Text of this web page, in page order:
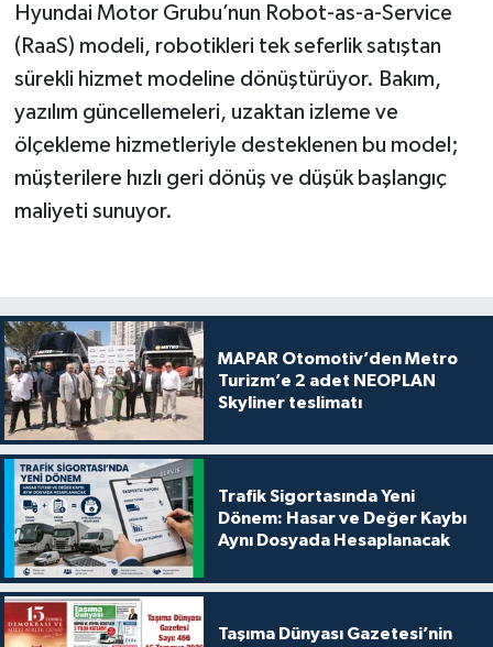
Hyundai Motor Grubu’nun Robot-as-a-Service
(RaaS) modeli, robotikleri tek seferlik satıştan
sürekli hizmet modeline dönüştürüyor. Bakım,
yazılım güncellemeleri, uzaktan izleme ve
ölçekleme hizmetleriyle desteklenen bu model;
müşterilere hızlı geri dönüş ve düşük başlangıç
maliyeti sunuyor.
MAPAR Otomotiv’den Metro
Turizm’e 2 adet NEOPLAN
Skyliner teslimatı
Trafik Sigortasında Yeni
Dönem: Hasar ve Değer Kaybı
Aynı Dosyada Hesaplanacak
Taşıma Dünyası Gazetesi’nin